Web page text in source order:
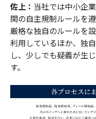
佐上： 当社では中小企
関の自主規制ルールを
厳格な独自のルールを
利用しているほか、独
し、少しでも疑義が生
す。